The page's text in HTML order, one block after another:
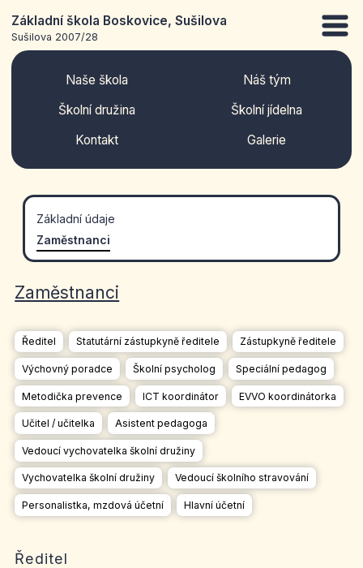
Základní škola Boskovice, Sušilova
Sušilova 2007/28
Naše škola
Náš tým
Školní družina
Školní jídelna
Kontakt
Galerie
Základní údaje
Zaměstnanci
Zaměstnanci
Ředitel Statutární zástupkyně ředitele Zástupkyně ředitele
Výchovný poradce Školní psycholog Speciální pedagog
Metodička prevence ICT koordinátor EVVO koordinátorka
Učitel / učitelka Asistent pedagoga
Vedoucí vychovatelka školní družiny
Vychovatelka školní družiny Vedoucí školního stravování
Personalistka, mzdová účetní Hlavní účetní
Ředitel